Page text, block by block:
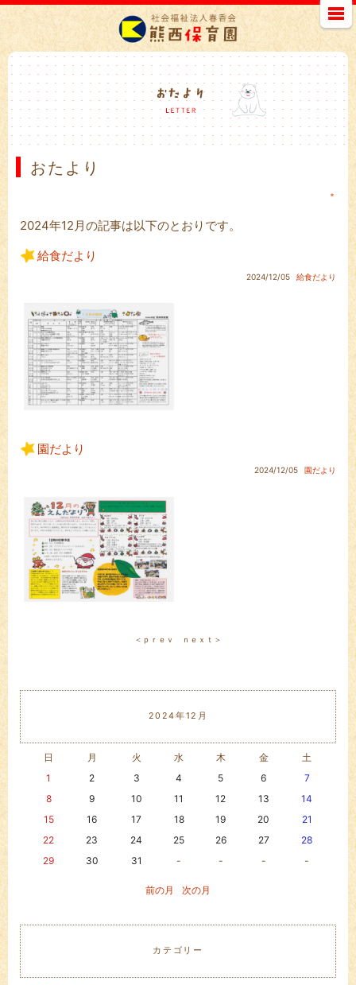
おたより
＊
2024年12月の記事は以下のとおりです。
給食だより
2024/12/05 給食だより
園だより
2024/12/05 園だより
＜ｐｒｅｖ ｎｅｘｔ＞
2024年12月
日 月 火 水 木 金
土
1
2 3 4 5 6
7
8
9 10 11 12 13
14
15
16 17 18 19 20
21
22
23 24 25 26 27
28
29
30 31 - - - -
前の月 次の月
カテゴリー